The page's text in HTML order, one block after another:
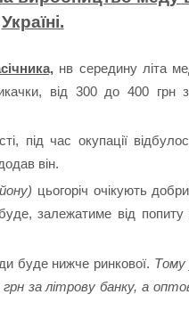
Україні.
нв середину літа
від 300 до 400 грн
під час окупації
він.
цьогоріч очікують
залежатиме від попиту
буде нижче ринкової. Тому
за літрову банку, а